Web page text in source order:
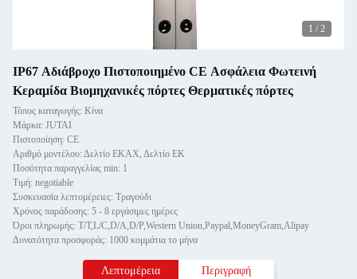
1 / 2
IP67 Αδιάβροχο Πιστοποιημένο CE Ασφάλεια Φωτεινή
Κεραμίδα Βιομηχανικές πόρτες Θερματικές πόρτες
Τόπος καταγωγής: Κίνα
Μάρκα: JUTAI
Πιστοποίηση: CE
Αριθμό μοντέλου: Δελτίο ΕΚΑΧ, Δελτίο ΕΚ
Ποσότητα παραγγελίας min: 1
Τιμή: negotiable
Συσκευασία λεπτομέρειες: Τραγούδι
Χρόνος παράδοσης: 5 - 8 εργάσιμες ημέρες
Όροι πληρωμής: T/T,L/C,D/A,D/P,Western Union,Paypal,MoneyGram,Alipay
Δυνατότητα προσφοράς: 1000 κομμάτια το μήνα
Λεπτομέρεια Περιγραφή